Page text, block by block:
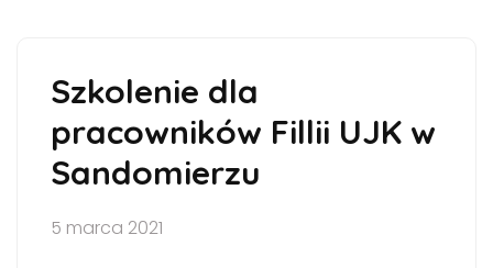
Szkolenie dla
pracowników Fillii UJK w
Sandomierzu
5 marca 2021